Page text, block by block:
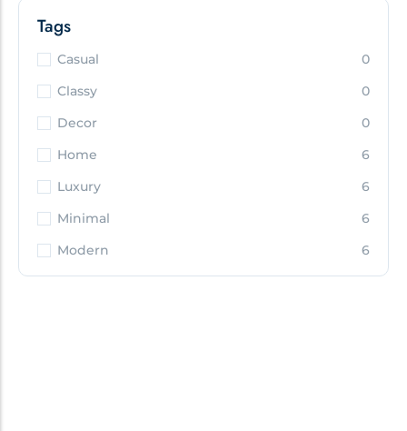
Tags
Casual
0
Classy
0
Decor
0
Home
6
Luxury
6
Minimal
6
Modern
6